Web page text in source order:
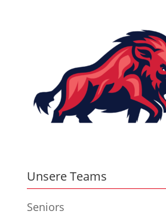
Unsere Teams
Seniors